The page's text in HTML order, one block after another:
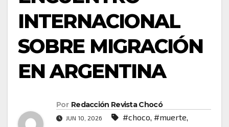
INTERNACIONAL
SOBRE MIGRACIÓN
EN ARGENTINA
Por Redacción Revista Chocó
JUN 10, 2026 #choco, #muerte,